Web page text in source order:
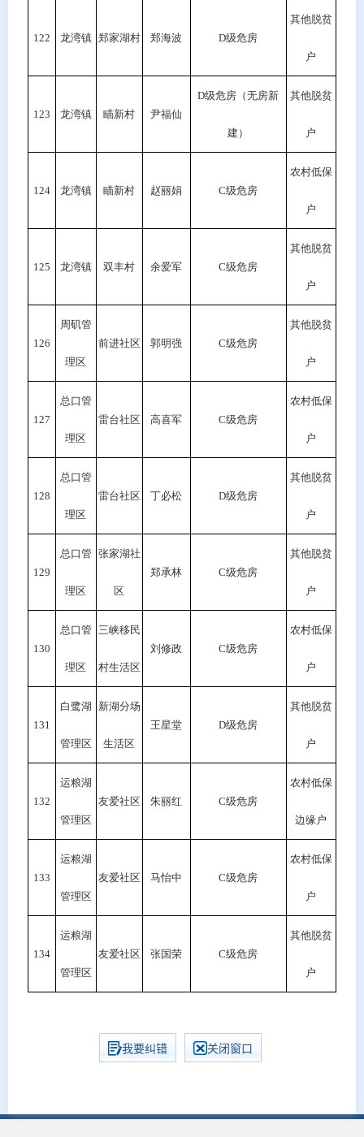
122 龙湾镇 郑家湖村 郑海波 D级危房
其他脱贫
户
123 龙湾镇 瞄新村 尹福仙
D级危房（无房新
建）
其他脱贫
户
124 龙湾镇 瞄新村 赵丽娟 C级危房
农村低保
户
125 龙湾镇 双丰村 余爱军 C级危房
其他脱贫
户
126
周矶管
理区
前进社区 郭明强 C级危房
其他脱贫
户
127
总口管
理区
雷台社区 高喜军 C级危房
农村低保
户
128
总口管
理区
雷台社区 丁必松 D级危房
其他脱贫
户
129
总口管
理区
张家湖社
区
郑承林 C级危房
其他脱贫
户
130
总口管
理区
三峡移民
村生活区
刘修政 C级危房
农村低保
户
131
白鹭湖
管理区
新湖分场
生活区
王星堂 D级危房
其他脱贫
户
132
运粮湖
管理区
友爱社区 朱丽红 C级危房
农村低保
边缘户
133
运粮湖
管理区
友爱社区 马怡中 C级危房
农村低保
户
134
运粮湖
管理区
友爱社区 张国荣 C级危房
其他脱贫
户
我要纠错 关闭窗口